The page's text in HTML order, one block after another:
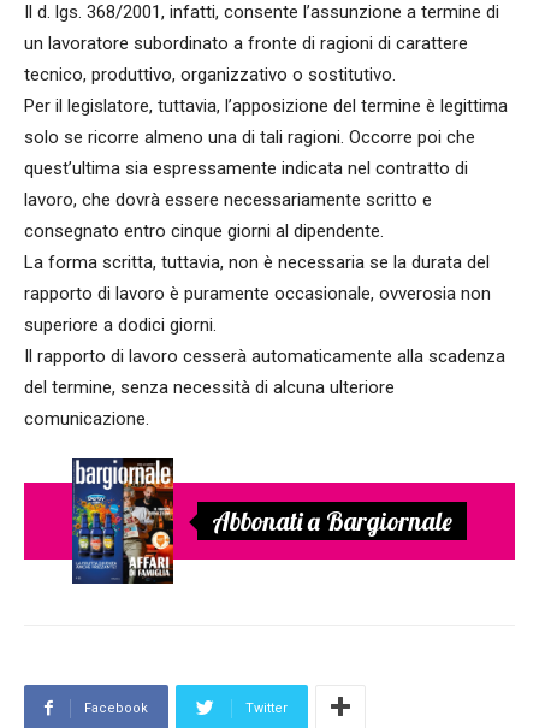
Il d. lgs. 368/2001, infatti, consente l’assunzione a termine di
un lavoratore subordinato a fronte di ragioni di carattere
tecnico, produttivo, organizzativo o sostitutivo.
Per il legislatore, tuttavia, l’apposizione del termine è legittima
solo se ricorre almeno una di tali ragioni. Occorre poi che
quest’ultima sia espressamente indicata nel contratto di
lavoro, che dovrà essere necessariamente scritto e
consegnato entro cinque giorni al dipendente.
La forma scritta, tuttavia, non è necessaria se la durata del
rapporto di lavoro è puramente occasionale, ovverosia non
superiore a dodici giorni.
Il rapporto di lavoro cesserà automaticamente alla scadenza
del termine, senza necessità di alcuna ulteriore
comunicazione.
Abbonati a Bargiornale
Facebook Twitter